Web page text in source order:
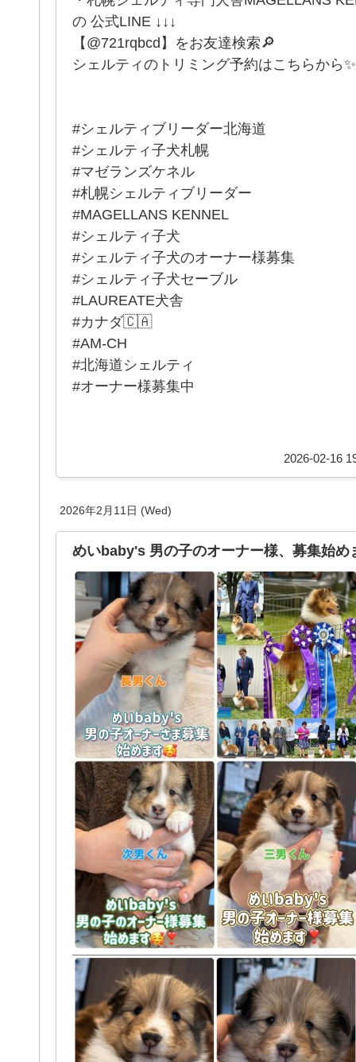
の 公式LINE ↓↓↓
【@721rqbcd】をお友達検索🔎
シェルティのトリミング予約はこちらから✨
#シェルティブリーダー北海道
#シェルティ子犬札幌
#マゼランズケネル
#札幌シェルティブリーダー
#MAGELLANS KENNEL
#シェルティ子犬
#シェルティ子犬のオーナー様募集
#シェルティ子犬セーブル
#LAUREATE犬舎
#カナダ🇨🇦
#AM-CH
#北海道シェルティ
#オーナー様募集中
2026-02-16
2026年2月11日 (Wed)
めいbaby's 男の子のオーナー様、募集始め